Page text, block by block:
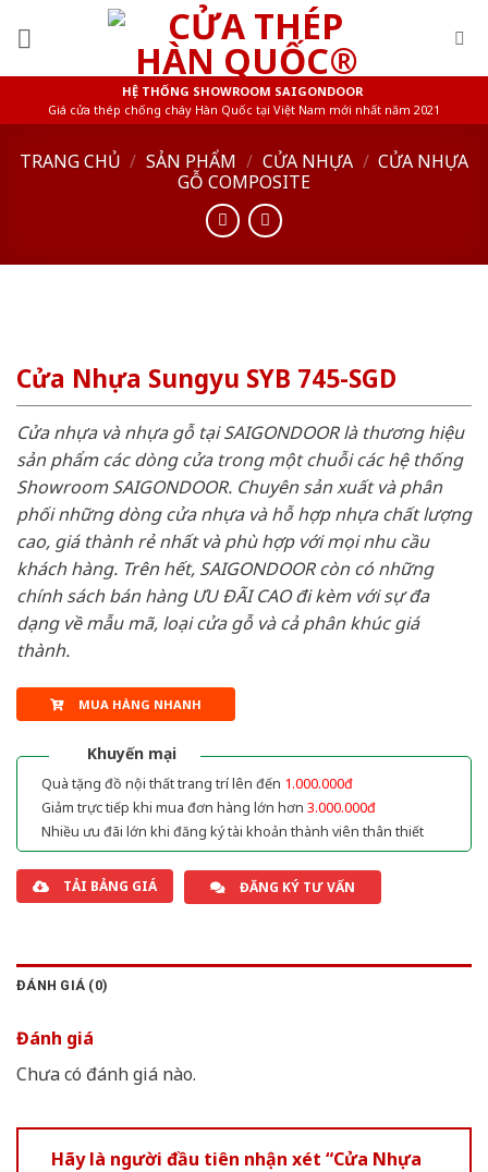
HỆ THỐNG SHOWROOM SAIGONDOOR
Giá cửa thép chống cháy Hàn Quốc tại Việt Nam mới nhất năm 2021
TRANG CHỦ / SẢN PHẨM / CỬA NHỰA / CỬA NHỰA
GỖ COMPOSITE
Cửa Nhựa Sungyu SYB 745-SGD
Cửa nhựa và nhựa gỗ tại SAIGONDOOR là thương hiệu
sản phẩm các dòng cửa trong một chuỗi các hệ thống
Showroom SAIGONDOOR. Chuyên sản xuất và phân
phối những dòng cửa nhựa và hỗ hợp nhựa chất lượng
cao, giá thành rẻ nhất và phù hợp với mọi nhu cầu
khách hàng. Trên hết, SAIGONDOOR còn có những
chính sách bán hàng ƯU ĐÃI CAO đi kèm với sự đa
dạng về mẫu mã, loại cửa gỗ và cả phân khúc giá
thành.
MUA HÀNG NHANH
Khuyến mại
Quà tặng đồ nội thất trang trí lên đến 1.000.000đ
Giảm trực tiếp khi mua đơn hàng lớn hơn 3.000.000đ
Nhiều ưu đãi lớn khi đăng ký tài khoản thành viên thân thiết
TẢI BẢNG GIÁ ĐĂNG KÝ TƯ VẤN
ĐÁNH GIÁ (0)
Đánh giá
Chưa có đánh giá nào.
Hãy là người đầu tiên nhận xét “Cửa Nhựa